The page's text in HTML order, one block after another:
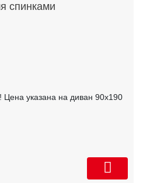
спинками
указана на диван 90х190